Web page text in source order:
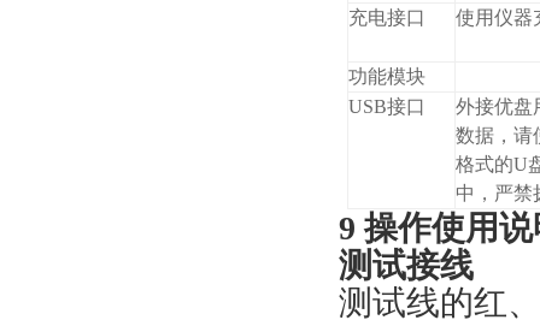
充电接口
使用仪器
功能模块
USB接口
外接优盘
数据，请
格式的U
中，严禁
9 操作使用说
测试接线
测试线的红